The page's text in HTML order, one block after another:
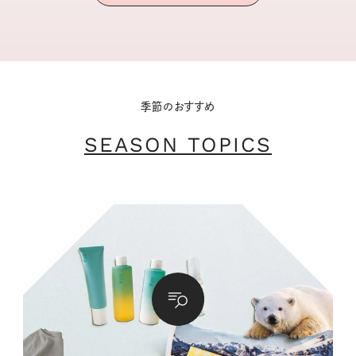
季節のおすすめ
SEASON TOPICS